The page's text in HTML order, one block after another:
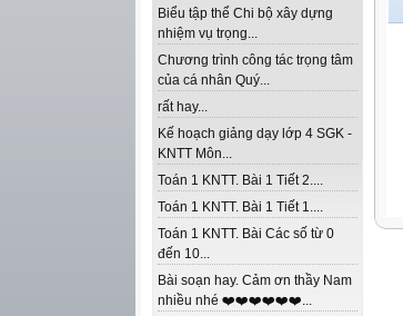
Biểu tập thể Chi bộ xây dựng
nhiệm vụ trọng...
Chương trình công tác trọng tâm
của cá nhân Quý...
rất hay...
Kế hoạch giảng dạy lớp 4 SGK -
KNTT Môn...
Toán 1 KNTT. Bài 1 Tiết 2....
Toán 1 KNTT. Bài 1 Tiết 1....
Toán 1 KNTT. Bài Các số từ 0
đến 10...
Bài soạn hay. Cảm ơn thầy Nam
nhiều nhé ❤️❤️❤️❤️❤️❤️...